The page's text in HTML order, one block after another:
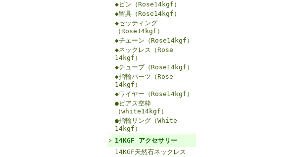
◆ピン（Rose14kgf）
◆留具（Rose14kgf）
◆セッティング
（Rose14kgf）
◆チェーン（Rose14kgf）
◆ネックレス（Rose
14kgf）
◆チューブ（Rose14kgf）
◆指輪パーツ（Rose
14kgf）
◆ワイヤー（Rose14kgf）
●ピアス空枠
（white14kgf）
●指輪リング（White
14kgf）
14KGF アクセサリー
14KGF天然石ネックレス